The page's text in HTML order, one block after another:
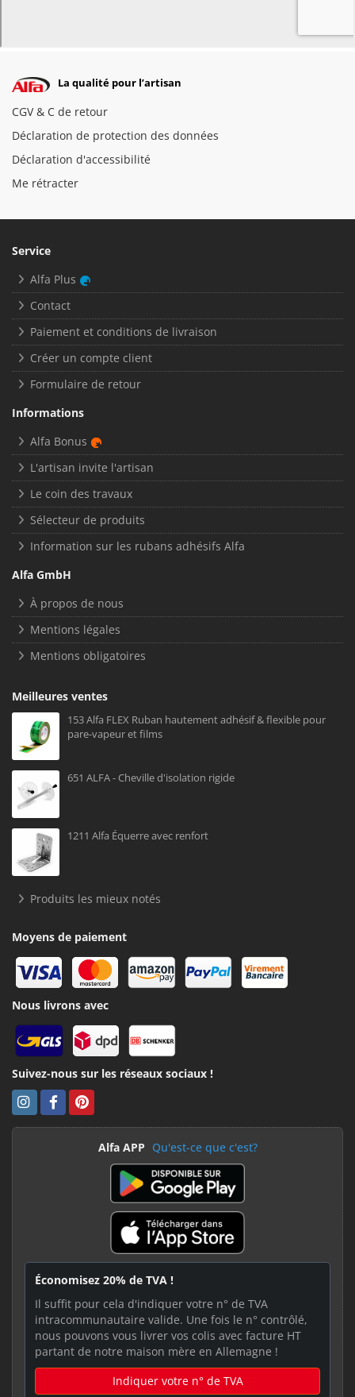
La qualité pour l’artisan
CGV & C de retour
Déclaration de protection des données
Déclaration d'accessibilité
Me rétracter
Service
Alfa Plus
Contact
Paiement et conditions de livraison
Créer un compte client
Formulaire de retour
Informations
Alfa Bonus
L'artisan invite l'artisan
Le coin des travaux
Sélecteur de produits
Information sur les rubans adhésifs Alfa
Alfa GmbH
À propos de nous
Mentions légales
Mentions obligatoires
Meilleures ventes
153 Alfa FLEX Ruban hautement adhésif & flexible pour
pare-vapeur et films
651 ALFA - Cheville d'isolation rigide
1211 Alfa Équerre avec renfort
Produits les mieux notés
Moyens de paiement
Nous livrons avec
Suivez-nous sur les réseaux sociaux !
Alfa APP Qu'est-ce que c'est?
Économisez 20% de TVA !
Il suffit pour cela d'indiquer votre n° de TVA
intracommunautaire valide. Une fois le n° contrôlé,
nous pouvons vous livrer vos colis avec facture HT
partant de notre maison mère en Allemagne !
Indiquer votre n° de TVA